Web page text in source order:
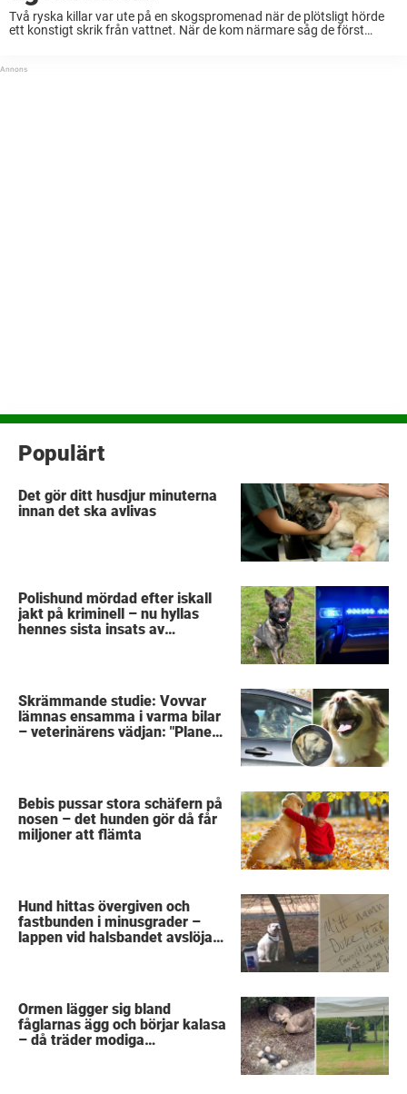
Två ryska killar var ute på en skogspromenad när de plötsligt hörde
ett konstigt skrik från vattnet. När de kom närmare såg de först
Populärt
Det gör ditt husdjur minuterna
innan det ska avlivas
Polishund mördad efter iskall
jakt på kriminell – nu hyllas
hennes sista insats av
Skrämmande studie: Vovvar
lämnas ensamma i varma bilar
– veterinärens vädjan: "Planera
Bebis pussar stora schäfern på
nosen – det hunden gör då får
miljoner att flämta
Hund hittas övergiven och
fastbunden i minusgrader –
lappen vid halsbandet avslöjar
Ormen lägger sig bland
fåglarnas ägg och börjar kalasa
– då träder modiga